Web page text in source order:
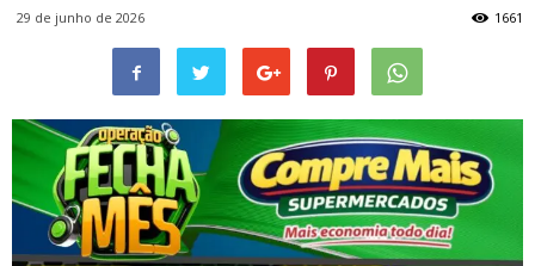
29 de junho de 2026 1661